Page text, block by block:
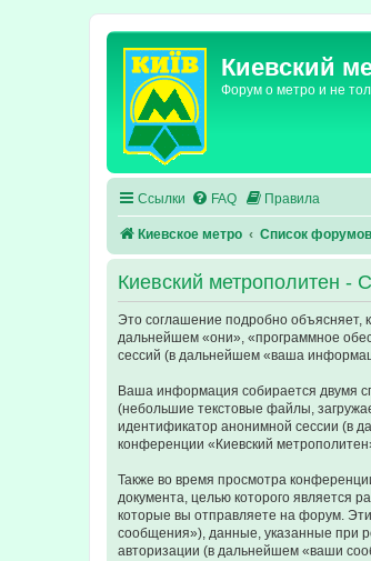
Киевский
Форум о метро и не
Ссылки FAQ Правила
Киевское метро Список форумов
Киевский метрополитен -
Это соглашение подробно объясняет,
дальнейшем «они», «программное
сессий (в дальнейшем «ваша
Ваша информация собирается двумя
(небольшие текстовые файлы,
идентификатор анонимной сессии (в
конференции «Киевский
Также во время просмотра
документа, целью которого является
которые вы отправляете на форум.
сообщения»), данные, указанные при
авторизации (в дальнейшем «ваши